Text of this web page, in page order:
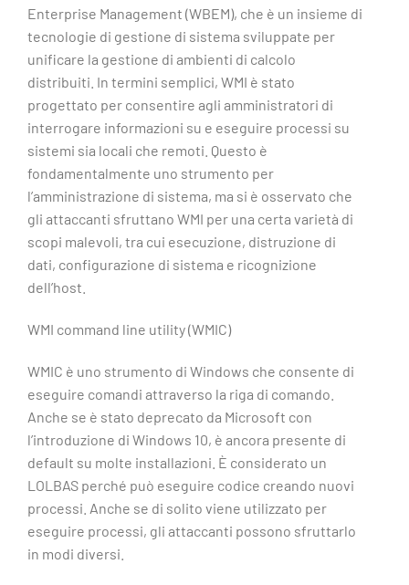
Enterprise Management (WBEM), che è un insieme di
tecnologie di gestione di sistema sviluppate per
unificare la gestione di ambienti di calcolo
distribuiti. In termini semplici, WMI è stato
progettato per consentire agli amministratori di
interrogare informazioni su e eseguire processi su
sistemi sia locali che remoti. Questo è
fondamentalmente uno strumento per
l’amministrazione di sistema, ma si è osservato che
gli attaccanti sfruttano WMI per una certa varietà di
scopi malevoli, tra cui esecuzione, distruzione di
dati, configurazione di sistema e ricognizione
dell’host.
WMI command line utility (WMIC)
WMIC è uno strumento di Windows che consente di
eseguire comandi attraverso la riga di comando.
Anche se è stato deprecato da Microsoft con
l’introduzione di Windows 10, è ancora presente di
default su molte installazioni. È considerato un
LOLBAS perché può eseguire codice creando nuovi
processi. Anche se di solito viene utilizzato per
eseguire processi, gli attaccanti possono sfruttarlo
in modi diversi.